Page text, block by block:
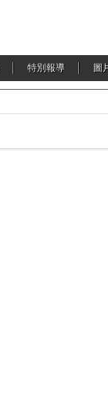
特別報導 圖